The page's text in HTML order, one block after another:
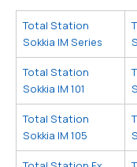
Total Station
Sokkia IM Series
Total Station
Sokkia IM 101
Total Station
Sokkia IM 105